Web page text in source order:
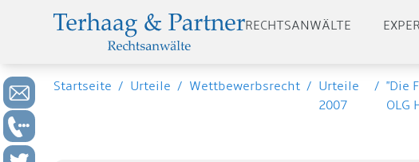
RECHTSANWÄLTE
Startseite / Urteile / Wettbewerbsrecht / Urteile
2007
/ "Die
OLG